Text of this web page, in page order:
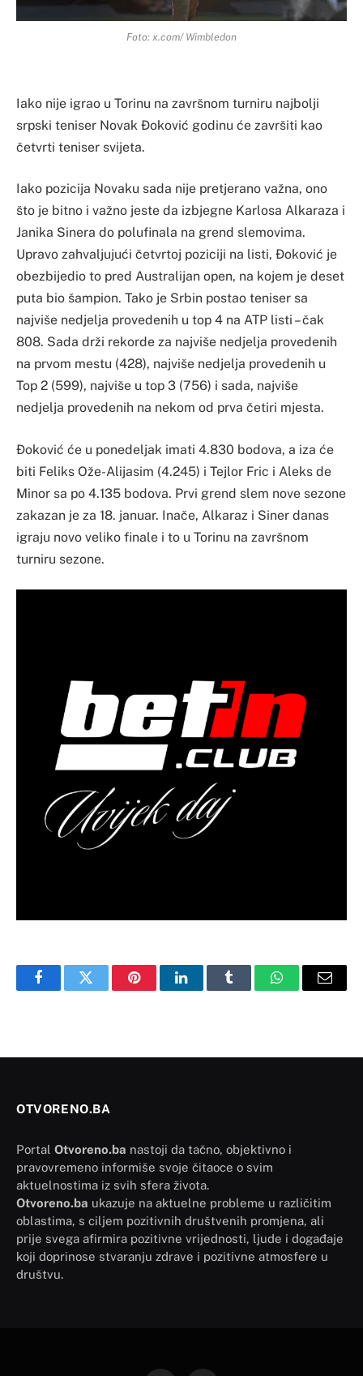
Foto: x.com/ Wimbledon
Iako nije igrao u Torinu na završnom turniru najbolji
srpski teniser Novak Đoković godinu će završiti kao
četvrti teniser svijeta.
Iako pozicija Novaku sada nije pretjerano važna, ono
što je bitno i važno jeste da izbjegne Karlosa Alkaraza i
Janika Sinera do polufinala na grend slemovima.
Upravo zahvaljujući četvrtoj poziciji na listi, Đoković je
obezbijedio to pred Australijan open, na kojem je deset
puta bio šampion. Tako je Srbin postao teniser sa
najviše nedjelja provedenih u top 4 na ATP listi – čak
808. Sada drži rekorde za najviše nedjelja provedenih
na prvom mestu (428), najviše nedjelja provedenih u
Top 2 (599), najviše u top 3 (756) i sada, najviše
nedjelja provedenih na nekom od prva četiri mjesta.
Đoković će u ponedeljak imati 4.830 bodova, a iza će
biti Feliks Ože-Alijasim (4.245) i Tejlor Fric i Aleks de
Minor sa po 4.135 bodova. Prvi grend slem nove sezone
zakazan je za 18. januar. Inače, Alkaraz i Siner danas
igraju novo veliko finale i to u Torinu na završnom
turniru sezone.
FacebookTwitter PinterestLinkedInTumblr WhatsAppEmail
OTVORENO.BA
Portal Otvoreno.ba nastoji da tačno, objektivno i
pravovremeno informiše svoje čitaoce o svim
aktuelnostima iz svih sfera života.
Otvoreno.ba ukazuje na aktuelne probleme u različitim
oblastima, s ciljem pozitivnih društvenih promjena, ali
prije svega afirmira pozitivne vrijednosti, ljude i događaje
koji doprinose stvaranju zdrave i pozitivne atmosfere u
društvu.